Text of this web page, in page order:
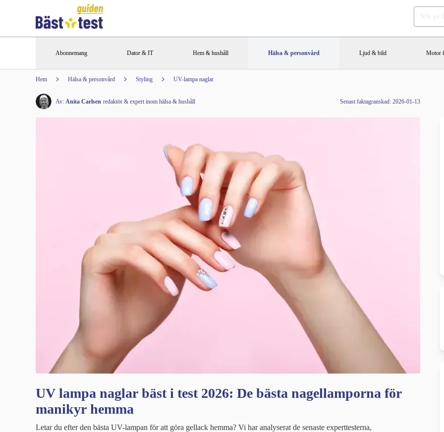
Abonnemang Dator & IT Hem & hushåll Hälsa & personvård Ljud & bild Motor
Hem Hälsa & personvård Styling UV-lampa naglar
Av: Anita Carlsen redaktör & expert inom hälsa & hushåll Senast faktagranskad: 2026-01-13
UV lampa naglar bäst i test 2026: De bästa nagellamporna för
manikyr hemma
Letar du efter den bästa UV-lampan för att göra gellack hemma? Vi har analyserat de senaste experttesterna,